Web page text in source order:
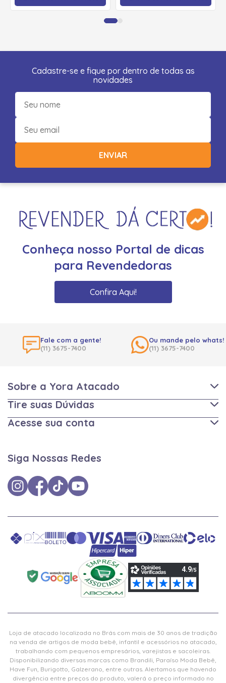
Cadastre-se e fique por dentro de todas as
novidades
ENVIAR
Conheça nosso Portal de dicas
para Revendedoras
Confira Aqui!
Fale com a gente!
(11) 3675-7400
Ou mande pelo whats!
(11) 3675-7400
Sobre a Yora Atacado
Tire suas Dúvidas
Acesse sua conta
Siga Nossas Redes
Loja de atacado localizada no Brás com mais de 30 anos de tradição
na venda de artigos de moda bebê, infantil e acessórios no atacado,
trabalhando com pequenos empresários, varejistas e sacoleiras.
Disponibilizando diversas marcas como Brandili, Paraíso Moda Bebê,
Have Fun, Burigotto, Galzerano, entre outras. Alertamos que havendo
divergência entre preços do produto, valerá o preço informado no